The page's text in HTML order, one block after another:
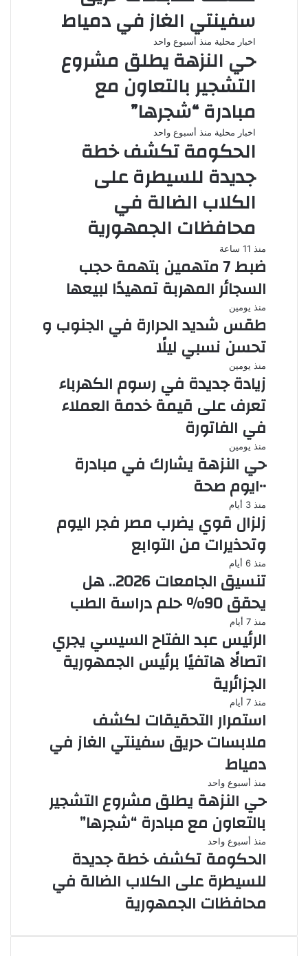
سفينتي الغاز في دمياط
اخبار محلية منذ أسبوع واحد
حي النزهة يطلق مشروع
التشجير بالتعاون مع
مبادرة “شجرها”
اخبار محلية منذ أسبوع واحد
الحكومة تكشف خطة
جديدة للسيطرة على
الكلاب الضالة في
محافظات الجمهورية
منذ 11 ساعة
ضبط 7 متهمين بتهمة حجب
السجائر المهربة تمهيدًا لبيعها
منذ يومين
طقس شديد الحرارة في الجنوب و
تحسن نسبي ليلًا
منذ يومين
زيادة جديدة في رسوم الكهرباء
تعرف على قيمة خدمة العملاء
في الفاتورة
منذ يومين
حي النزهة يشارك في مبادرة
١٠٠يوم صحة
منذ 3 أيام
زلزال قوي يضرب مصر فجر اليوم
وتحذيرات من التوابع
منذ 6 أيام
تنسيق الجامعات 2026.. هل
يحقق 90% حلم دراسة الطب
منذ 7 أيام
الرئيس عبد الفتاح السيسي يجري
اتصالًا هاتفيًا برئيس الجمهورية
الجزائرية
منذ 7 أيام
استمرار التحقيقات لكشف
ملابسات حريق سفينتي الغاز في
دمياط
منذ أسبوع واحد
حي النزهة يطلق مشروع التشجير
بالتعاون مع مبادرة “شجرها”
منذ أسبوع واحد
الحكومة تكشف خطة جديدة
للسيطرة على الكلاب الضالة في
محافظات الجمهورية